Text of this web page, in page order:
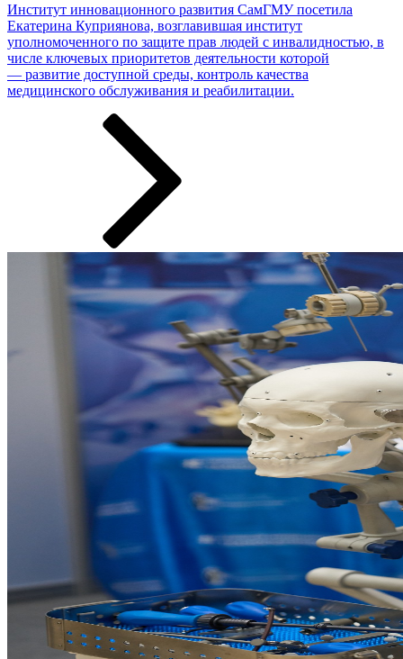
Институт инновационного развития СамГМУ посетила
Екатерина Куприянова, возглавившая институт
уполномоченного по защите прав людей с инвалидностью, в
числе ключевых приоритетов деятельности которой
— развитие доступной среды, контроль качества
медицинского обслуживания и реабилитации.